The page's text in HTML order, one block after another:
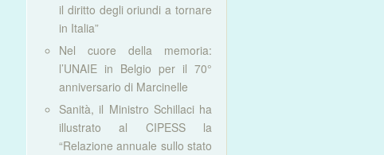
il diritto degli oriundi a tornare
in Italia”
Nel cuore della memoria:
l’UNAIE in Belgio per il 70°
anniversario di Marcinelle
Sanità, il Ministro Schillaci ha
illustrato al CIPESS la
“Relazione annuale sullo stato